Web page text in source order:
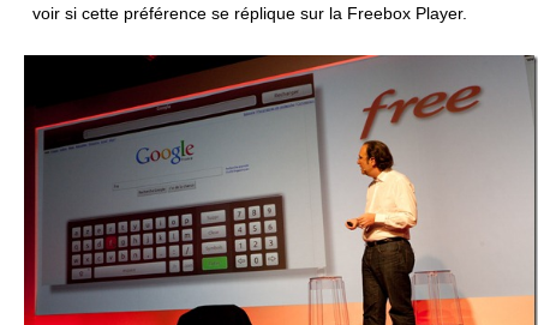
voir si cette préférence se réplique sur la Freebox Player.